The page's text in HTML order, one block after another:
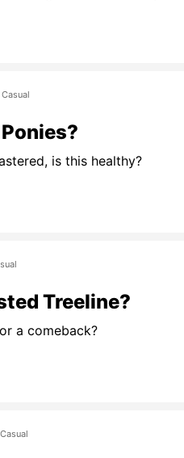
Casual
is this healthy?
Treeline?
a comeback?
Casual